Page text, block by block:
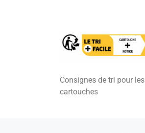
Consignes de tri pour les
cartouches